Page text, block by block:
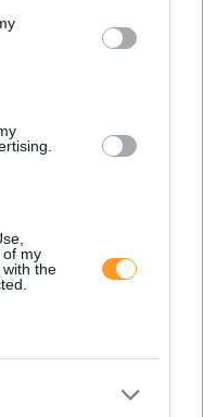
of my
the
O Acelerador Da